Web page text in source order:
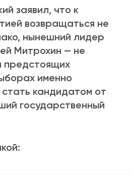
заявил, что к
возвращаться не
нынешний лидер
Митрохин — не
предстоящих
именно
кандидатом от
государственный